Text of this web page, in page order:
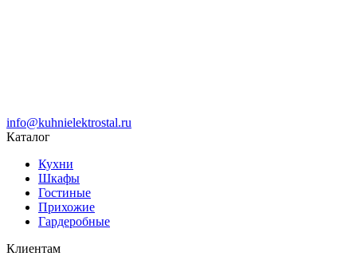
info@kuhnielektrostal.ru
Каталог
Кухни
Шкафы
Гостиные
Прихожие
Гардеробные
Клиентам